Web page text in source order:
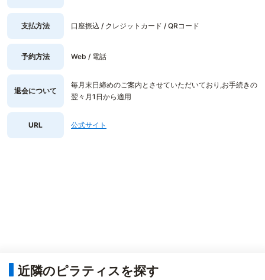
支払方法 口座振込 / クレジットカード / QRコード
予約方法 Web / 電話
退会について
毎月末日締めのご案内とさせていただいており,お手続きの
翌々月1日から適用
URL 公式サイト
近隣のピラティスを探す